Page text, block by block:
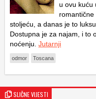
u ovu kuću
romantične
stoljeću, a danas je to
Dostupna je za najam, i to
noćenju. Jutarnji
odmor Toscana
SLIČNE VIJESTI